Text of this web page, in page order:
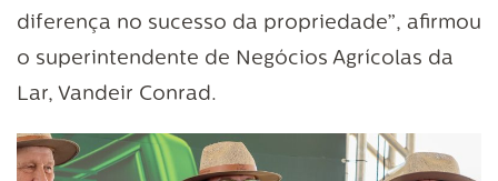
diferença no sucesso da propriedade”, afirmou
o superintendente de Negócios Agrícolas da
Lar, Vandeir Conrad.